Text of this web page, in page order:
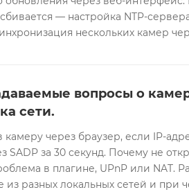
— настройка NTP-
нескольких камер
вопросы о
сети.
камеру через браузер, если IP-
SADP за 30 секунд. Почему не
в плагине, UPnP или NAT.
из разных локальных сетей и при